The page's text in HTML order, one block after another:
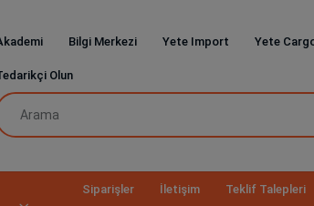
Bilgi Merkezi Yete Import Yete
Olun
Siparişler İletişim Teklif Talepleri